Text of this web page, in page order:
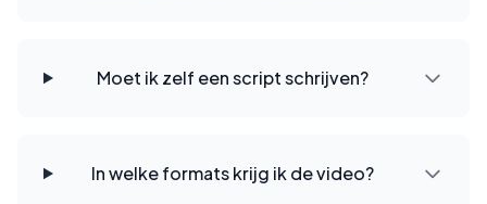
Moet ik zelf een script schrijven?
In welke formats krijg ik de video?